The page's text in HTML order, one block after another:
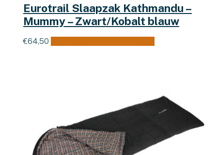
Eurotrail Slaapzak Kathmandu –
Mummy – Zwart/Kobalt blauw
€64,50